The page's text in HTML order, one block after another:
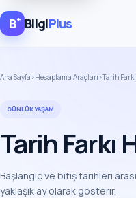
B+ BilgiPlus
Ana Sayfa ›Hesaplama Araçları ›Tarih
GÜNLÜK YAŞAM
Tarih Farkı
Başlangıç ve bitiş tarihleri
yaklaşık ay olarak gösterir.